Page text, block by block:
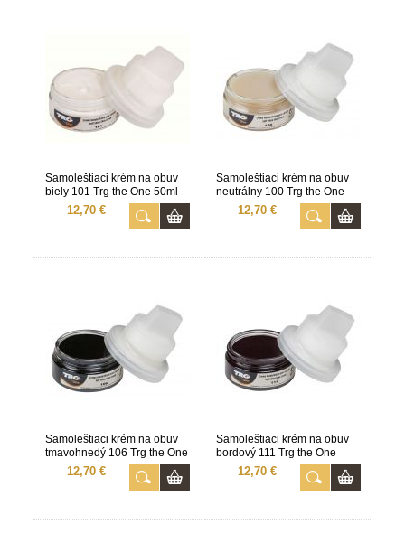
Samoleštiaci krém na obuv
biely 101 Trg the One 50ml
12,70 €
Samoleštiaci krém na obuv
neutrálny 100 Trg the One
50ml12,70 €
Samoleštiaci krém na obuv
tmavohnedý 106 Trg the One
50ml12,70 €
Samoleštiaci krém na obuv
bordový 111 Trg the One
50ml12,70 €